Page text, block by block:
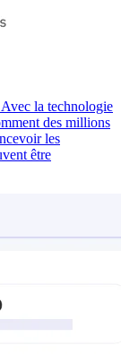
la technologie
des millions
les
être